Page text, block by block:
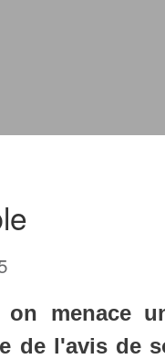
on menace
de l'avis de